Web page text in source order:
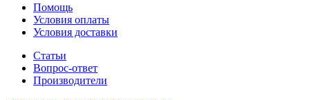
Помощь
Условия оплаты
Условия доставки
Статьи
Вопрос-ответ
Производители